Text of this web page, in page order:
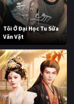
Tôi Ở Đại Học Tu Sửa
Văn Vật